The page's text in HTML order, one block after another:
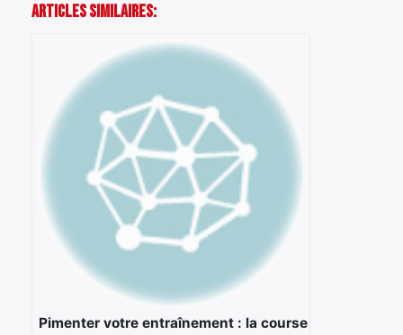
Articles Similaires:
Pimenter votre entraînement : la course